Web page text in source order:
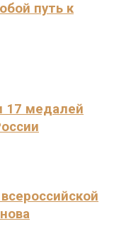
путь к
17 медалей